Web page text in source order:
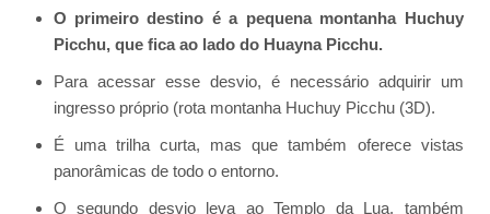
O primeiro destino é a pequena montanha Huchuy
Picchu, que fica ao lado do Huayna Picchu.
Para acessar esse desvio, é necessário adquirir um
ingresso próprio (rota montanha Huchuy Picchu (3D).
É uma trilha curta, mas que também oferece vistas
panorâmicas de todo o entorno.
O segundo desvio leva ao Templo da Lua, também